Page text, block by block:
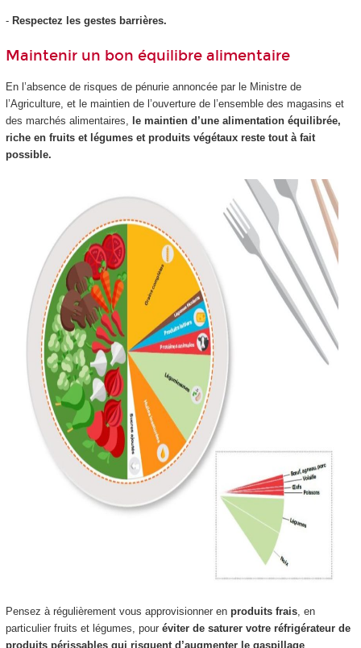
- Respectez les gestes barrières.
Maintenir un bon équilibre alimentaire
En l’absence de risques de pénurie annoncée par le Ministre de
l’Agriculture, et le maintien de l’ouverture de l’ensemble des magasins et
des marchés alimentaires, le maintien d’une alimentation équilibrée,
riche en fruits et légumes et produits végétaux reste tout à fait
possible.
Pensez à régulièrement vous approvisionner en produits frais, en
particulier fruits et légumes, pour éviter de saturer votre réfrigérateur de
produits périssables qui risquent d’augmenter le gaspillage